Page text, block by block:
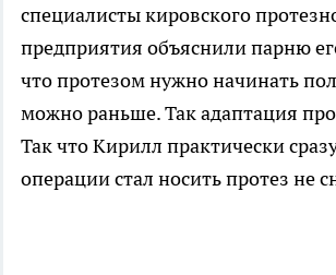
специалисты кировского
предприятия объяснили парню
что протезом нужно начинать
можно раньше. Так адаптация
Так что Кирилл практически
операции стал носить протез не